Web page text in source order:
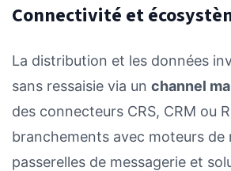
Connectivité et
La distribution et les données
sans ressaisie via un channel
des connecteurs CRS, CRM ou
branchements avec moteurs de
passerelles de messagerie et